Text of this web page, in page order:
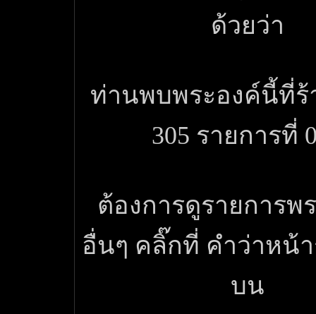
ด้วยว่า
ท่านพบพระองค์นี้ที่ร้
305 รายการที่
ต้องการดูรายการพ
อื่นๆ คลิ๊กที่ คำว่าหน้
บน